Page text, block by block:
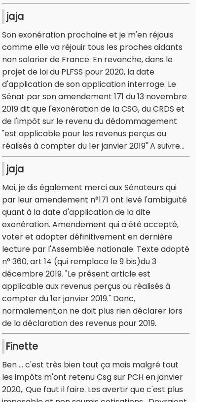
jaja
Son exonération prochaine et je m'en réjouis
comme elle va réjouir tous les proches aidants
non salarier de France. En revanche, dans le
projet de loi du PLFSS pour 2020, la date
d'application de son application interroge. Le
Sénat par son amendement 171 du 13 novembre
2019 dit que l'exonération de la CSG, du CRDS et
de l'impôt sur le revenu du dédommagement
"est applicable pour les revenus perçus ou
réalisés à compter du 1er janvier 2019" A suivre...
jaja
Moi, je dis également merci aux Sénateurs qui
par leur amendement n°171 ont levé l'ambiguïté
quant à la date d'application de la dite
exonération. Amendement qui a été accepté,
voter et adopter définitivement en dernière
lecture par l'Assemblée nationale. Texte adopté
n° 360, art 14 (qui remplace le 9 bis)du 3
décembre 2019. "Le présent article est
applicable aux revenus perçus ou réalisés à
compter du 1er janvier 2019." Donc,
normalement,on ne doit plus rien déclarer lors
de la déclaration des revenus pour 2019.
Finette
Ben ... c'est très bien tout ça mais malgré tout
les impôts m'ont retenu Csg sur PCH en janvier
2020,. Que faut il faire. Les avertir que c'est plus